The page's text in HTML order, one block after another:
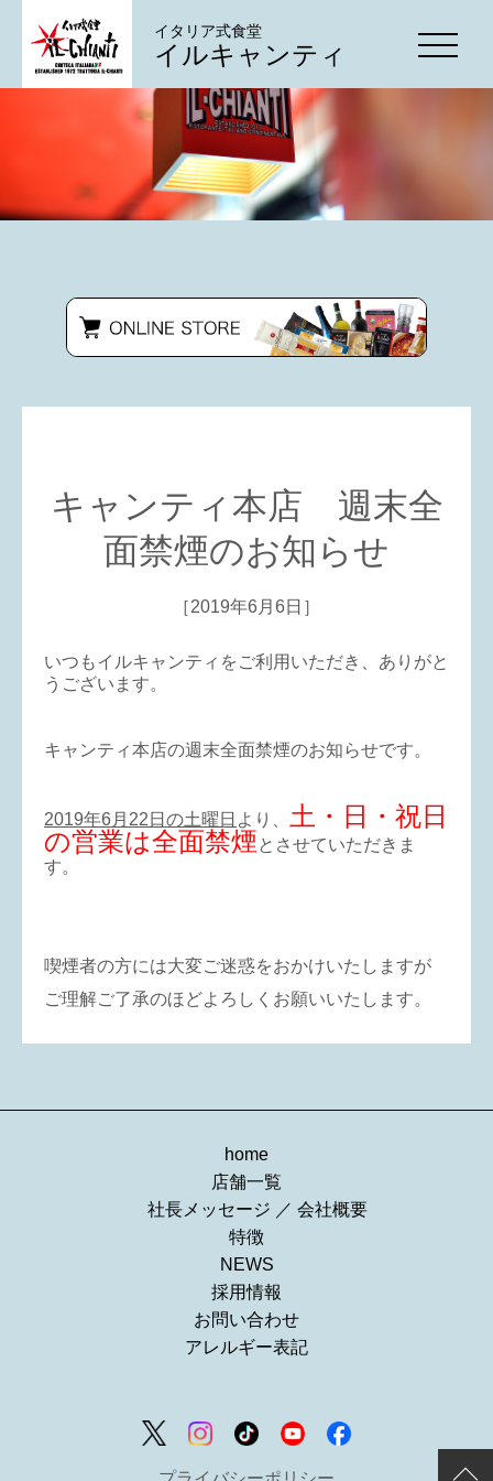
イタリア式食堂
イルキャンティ
キャンティ本店 週末全
面禁煙のお知らせ
［2019年6月6日］
いつもイルキャンティをご利用いただき、ありがと
うございます。
キャンティ本店の週末全面禁煙のお知らせです。
2019年6月22日の土曜日 より、
土・日・祝日
の営業は全面禁煙とさせていただきま
す。
喫煙者の方には大変ご迷惑をおかけいたしますが
ご理解ご了承のほどよろしくお願いいたします。
home
店舗一覧
社長メッセージ ／ 会社概要
特徴
NEWS
採用情報
お問い合わせ
アレルギー表記